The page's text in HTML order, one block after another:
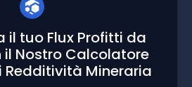
il tuo Flux Profitti da
il Nostro Calcolatore
Mineraria